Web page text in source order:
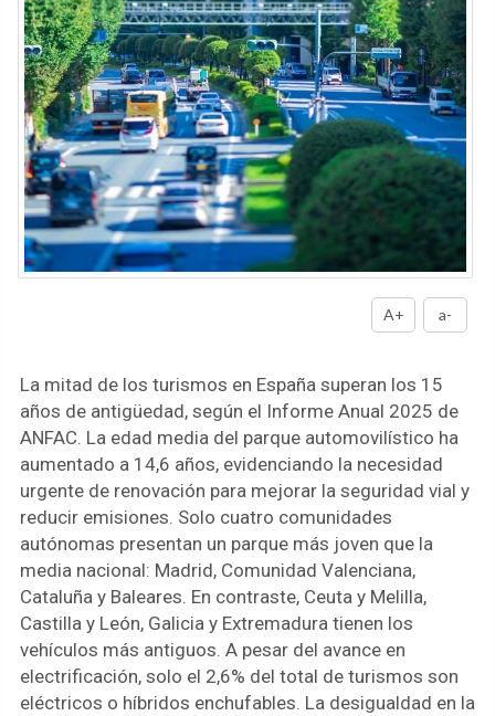
A+ a-
La mitad de los turismos en España superan los 15
años de antigüedad, según el Informe Anual 2025 de
ANFAC. La edad media del parque automovilístico ha
aumentado a 14,6 años, evidenciando la necesidad
urgente de renovación para mejorar la seguridad vial y
reducir emisiones. Solo cuatro comunidades
autónomas presentan un parque más joven que la
media nacional: Madrid, Comunidad Valenciana,
Cataluña y Baleares. En contraste, Ceuta y Melilla,
Castilla y León, Galicia y Extremadura tienen los
vehículos más antiguos. A pesar del avance en
electrificación, solo el 2,6% del total de turismos son
eléctricos o híbridos enchufables. La desigualdad en la